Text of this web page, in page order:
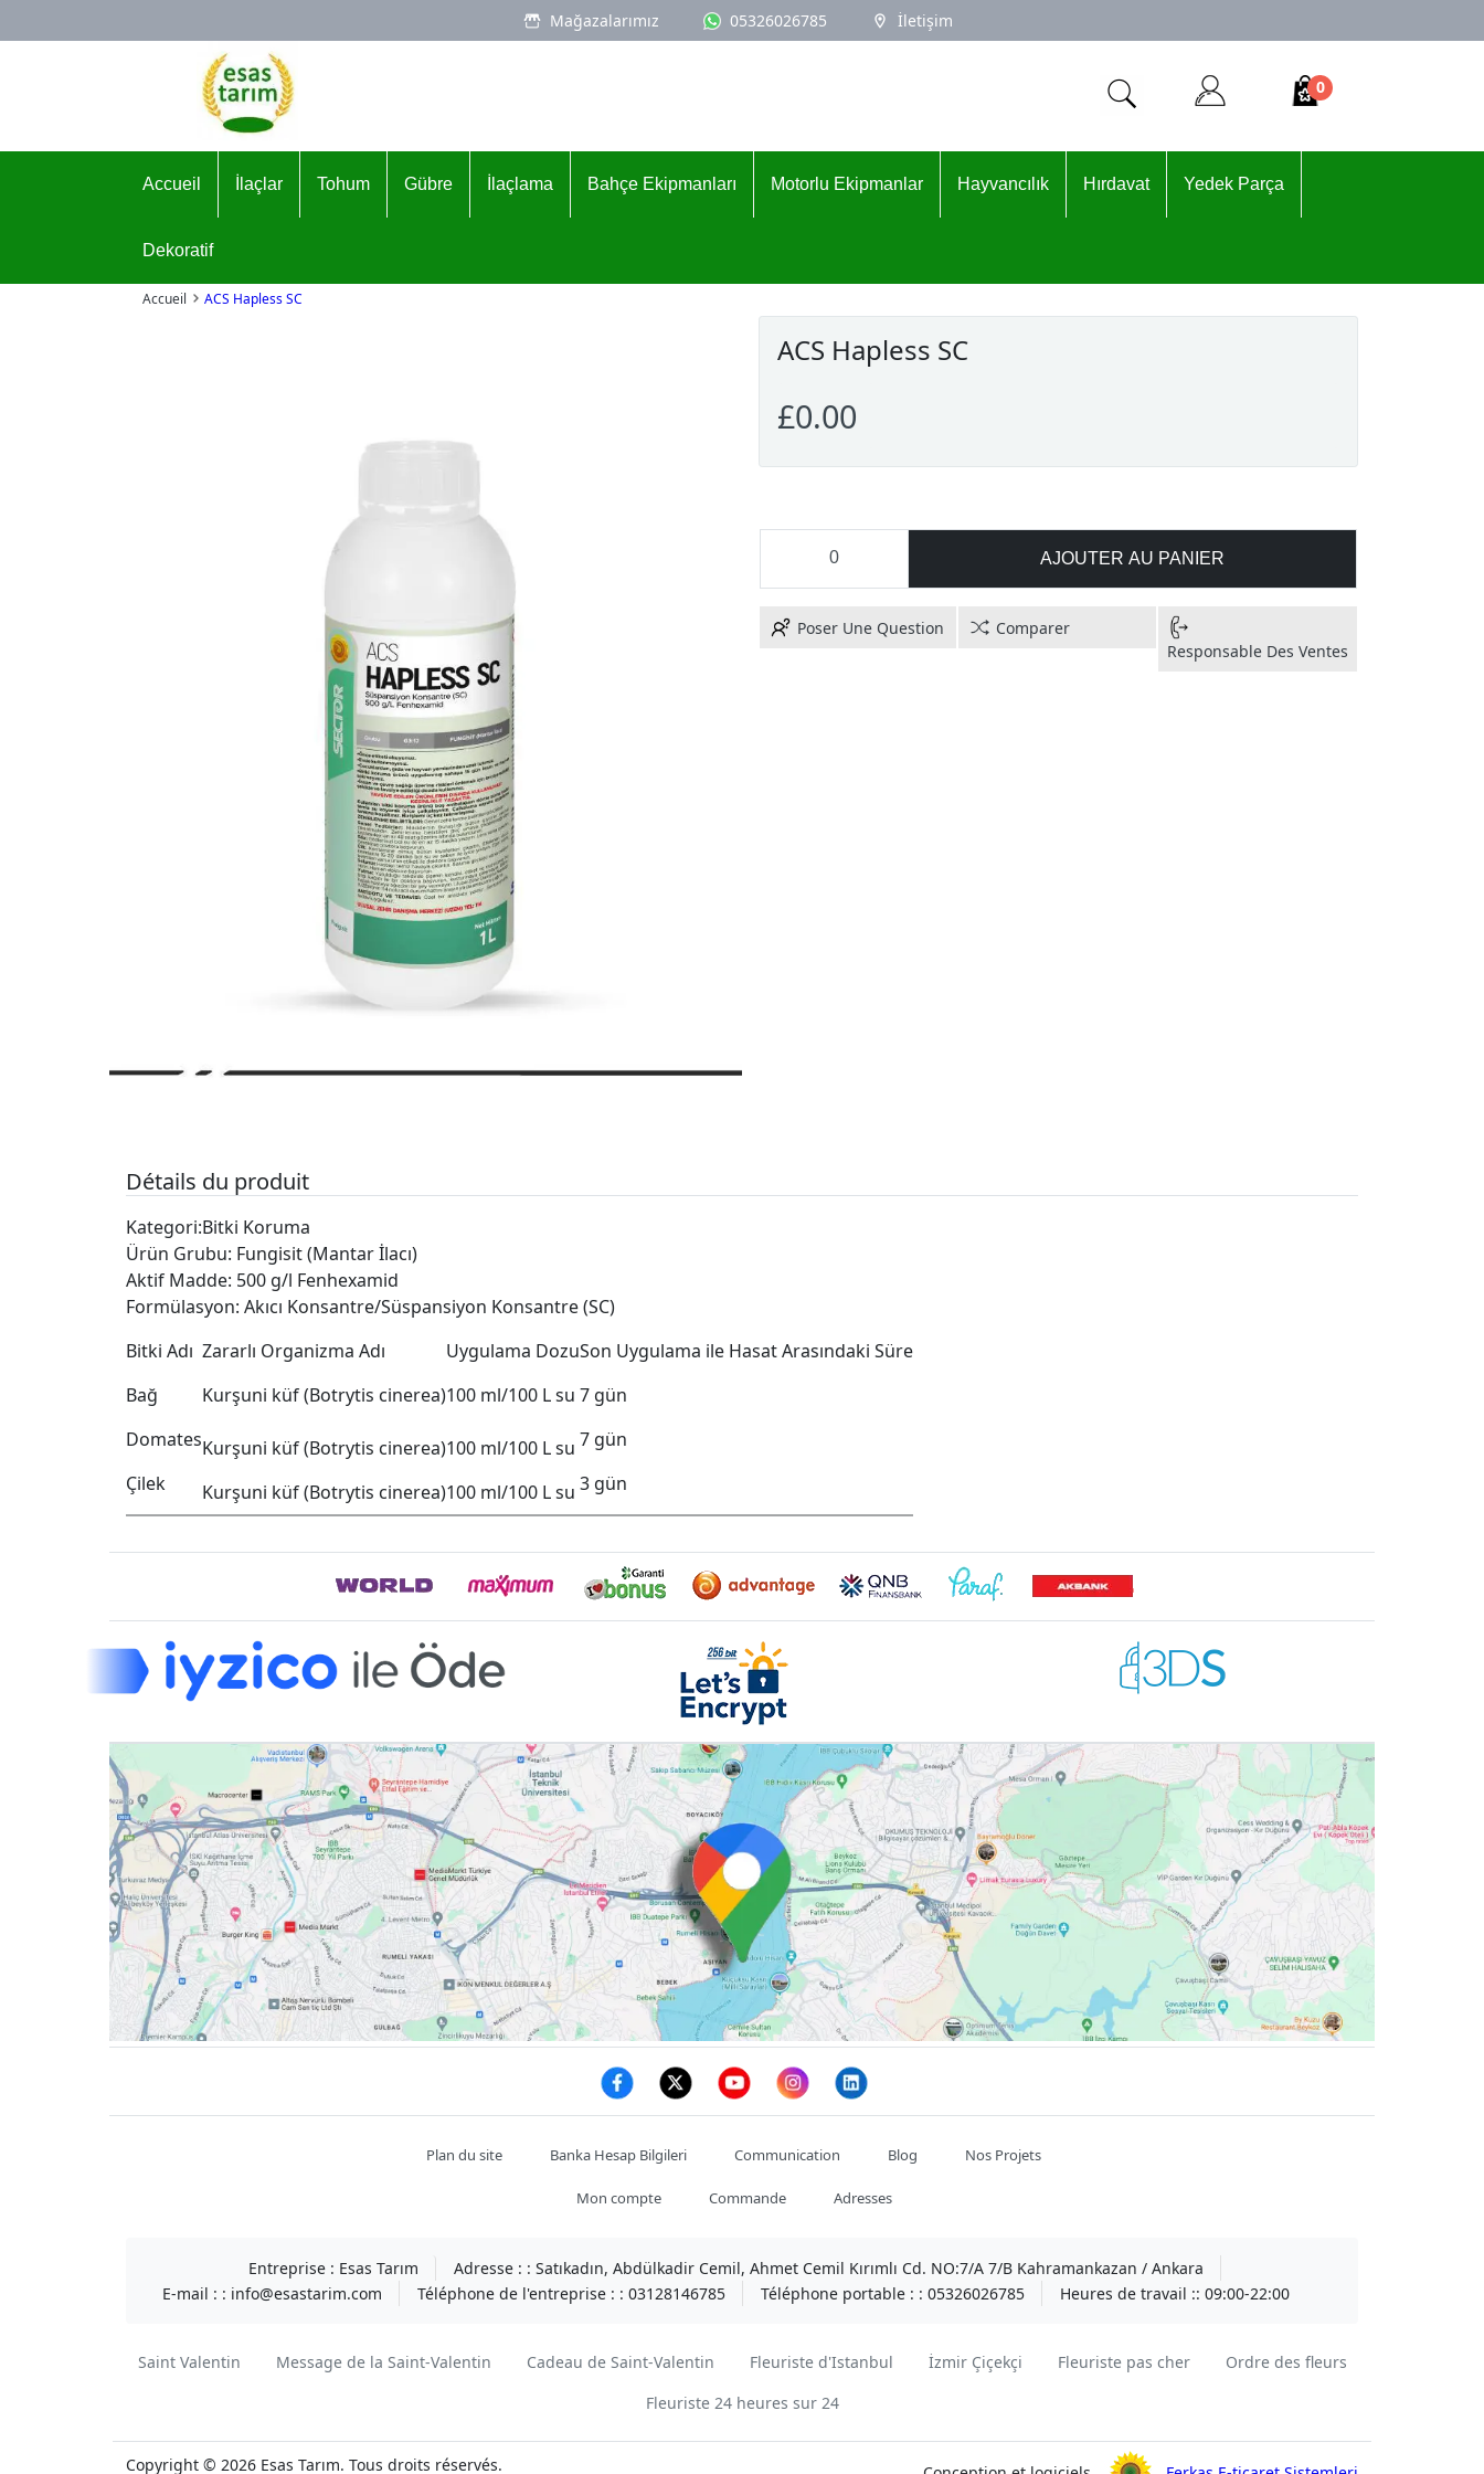
Mağazalarımız 05326026785 İletişim
Logo
0
Accueil İlaçlar Tohum Gübre İlaçlama Bahçe Ekipmanları Motorlu Ekipmanlar Hayvancılık Hırdavat Yedek Parça
Dekoratif
Accueil ACS Hapless SC
ACS Hapless SC
£0.00
AJOUTER AU PANIER
Poser Une Question
Comparer
Responsable Des Ventes
Détails du produit
Kategori:Bitki Koruma
Ürün Grubu: Fungisit (Mantar İlacı)
Aktif Madde: 500 g/l Fenhexamid
Formülasyon: Akıcı Konsantre/Süspansiyon Konsantre (SC)
Bitki Adı Zararlı Organizma Adı Uygulama DozuSon Uygulama ile Hasat Arasındaki Süre
Bağ
Kurşuni küf (Botrytis cinerea)100 ml/100 L su 7 gün
DomatesKurşuni küf (Botrytis cinerea)100 ml/100 L su 7 gün
Çilek
Kurşuni küf (Botrytis cinerea)100 ml/100 L su 3 gün
Facebook
twitter
youtube
instagram
linkedin
Plan du site Banka Hesap Bilgileri Communication Blog Nos Projets
Mon compte Commande Adresses
Entreprise : Esas Tarım Adresse : : Satıkadın, Abdülkadir Cemil, Ahmet Cemil Kırımlı Cd. NO:7/A 7/B Kahramankazan / Ankara
E-mail : : info@esastarim.com Téléphone de l'entreprise : : 03128146785 Téléphone portable : : 05326026785 Heures de travail :: 09:00-22:00
Saint Valentin Message de la Saint-Valentin Cadeau de Saint-Valentin Fleuriste d'Istanbul İzmir Çiçekçi Fleuriste pas cher
Ordre des fleurs
Fleuriste 24 heures sur 24
Copyright © 2026 Esas Tarım. Tous droits réservés.